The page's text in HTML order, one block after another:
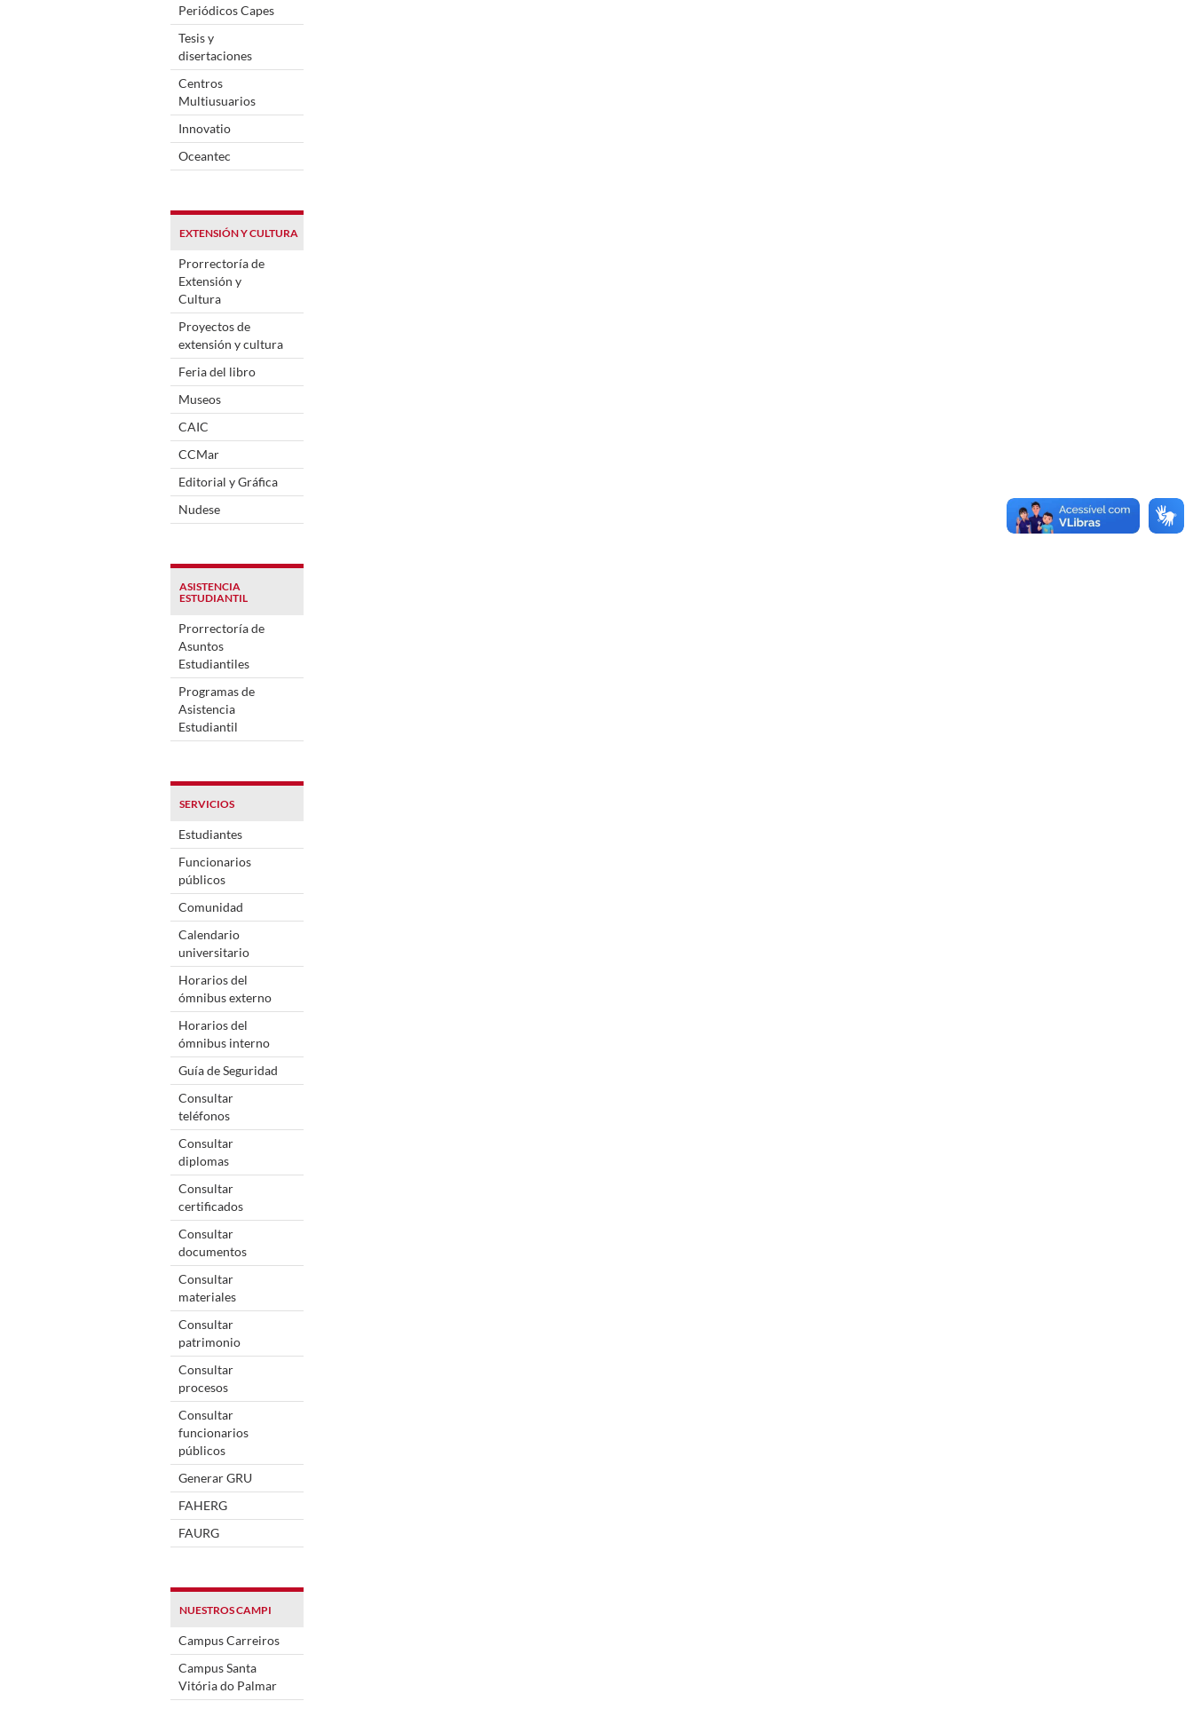
Periódicos Capes
Tesis y
disertaciones
Centros
Multiusuarios
Innovatio
Oceantec
EXTENSIÓN Y CULTURA
Prorrectoría de
Extensión y
Cultura
Proyectos de
extensión y cultura
Feria del libro
Museos
CAIC
CCMar
Editorial y Gráfica
Nudese
ASISTENCIA
ESTUDIANTIL
Prorrectoría de
Asuntos
Estudiantiles
Programas de
Asistencia
Estudiantil
SERVICIOS
Estudiantes
Funcionarios
públicos
Comunidad
Calendario
universitario
Horarios del
ómnibus externo
Horarios del
ómnibus interno
Guía de Seguridad
Consultar
teléfonos
Consultar
diplomas
Consultar
certificados
Consultar
documentos
Consultar
materiales
Consultar
patrimonio
Consultar
procesos
Consultar
funcionarios
públicos
Generar GRU
FAHERG
FAURG
NUESTROS CAMPI
Campus Carreiros
Campus Santa
Vitória do Palmar